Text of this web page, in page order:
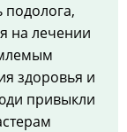
на лечении
здоровья и
привыкли